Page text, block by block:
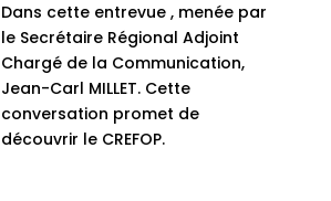
Dans cette entrevue , menée par
le Secrétaire Régional Adjoint
Chargé de la Communication,
Jean-Carl MILLET. Cette
conversation promet de
découvrir le CREFOP.